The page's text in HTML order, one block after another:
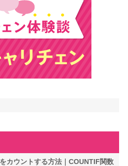
カウントする方法｜COUNTIF関数